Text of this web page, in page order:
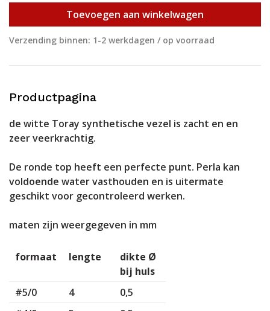
Toevoegen aan winkelwagen
Verzending binnen: 1-2 werkdagen / op voorraad
Productpagina
de witte Toray synthetische vezel is zacht en en
zeer veerkrachtig.
De ronde top heeft een perfecte punt. Perla kan
voldoende water vasthouden en is uitermate
geschikt voor gecontroleerd werken.
maten zijn weergegeven in mm
formaat lengte
dikte Ø
bij huls
#5/0
4
0,5